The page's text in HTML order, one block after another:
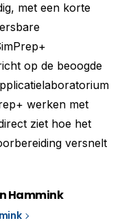
met een korte
op de beoogde
werken met
ziet hoe het
versnelt
Hammink